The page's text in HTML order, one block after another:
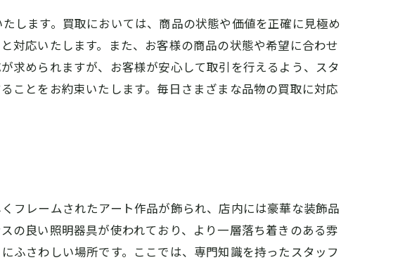
します。買取においては、商品の状態や価値を正確に見極め
対応いたします。また、お客様の商品の状態や希望に合わせ
求められますが、お客様が安心して取引を行えるよう、スタ
ことをお約束いたします。毎日さまざまな品物の買取に対応
フレームされたアート作品が飾られ、店内には豪華な装飾品
の良い照明器具が使われており、より一層落ち着きのある雰
ふさわしい場所です。ここでは、専門知識を持ったスタッフ